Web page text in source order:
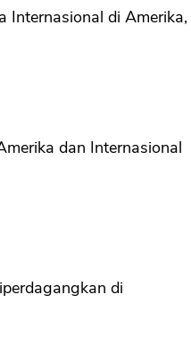
Internasional di Amerika,
dan Internasional
di